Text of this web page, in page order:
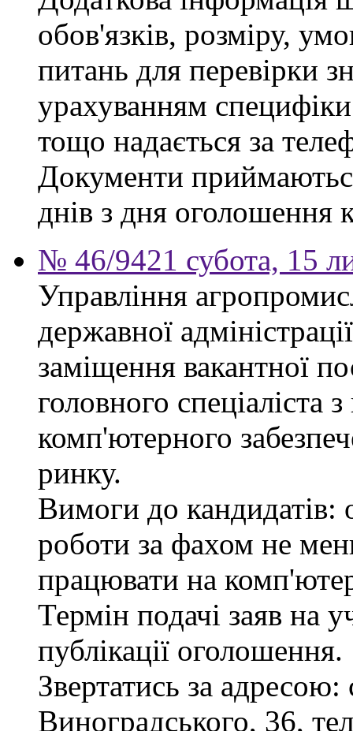
обов'язків, розміру,
питань для перевірки
урахуванням
тощо надається за
Документи
днів з дня оголошення
№ 46/9421 субота, 15
Управління
державної
заміщення вакантної
головного спеціаліста
комп'ютерного
ринку.
Вимоги до
роботи за фахом не
працювати на
Термін подачі заяв на
публікації оголошення.
Звертатись за
Виноградського, 36,